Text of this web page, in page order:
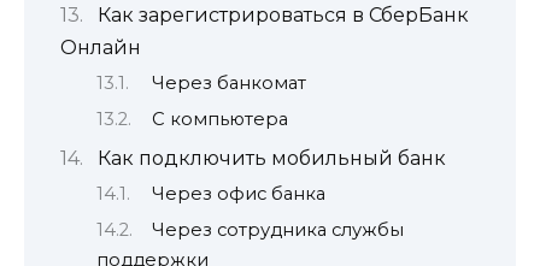
Как зарегистрироваться в СберБанк
Онлайн
Через банкомат
С компьютера
Как подключить мобильный банк
Через офис банка
Через сотрудника службы
поддержки